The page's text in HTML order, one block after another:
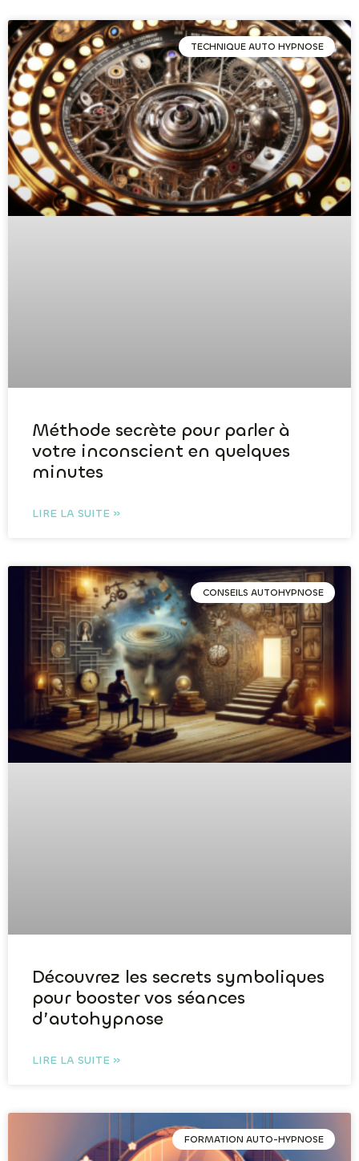
TECHNIQUE AUTO HYPNOSE
Méthode secrète pour parler à
votre inconscient en quelques
minutes
LIRE LA SUITE »
CONSEILS AUTOHYPNOSE
Découvrez les secrets symboliques
pour booster vos séances
d’autohypnose
LIRE LA SUITE »
FORMATION AUTO-HYPNOSE